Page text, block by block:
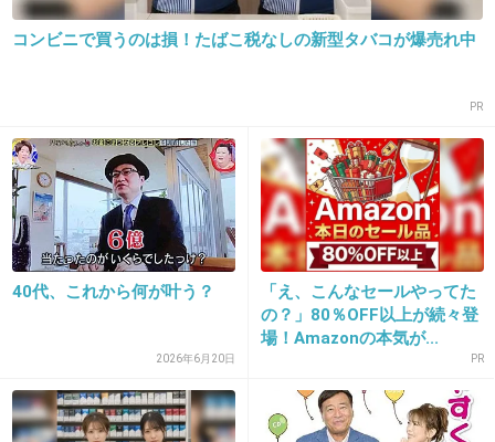
漢検二級合格☆
特に必要ない資格だと思うけど、勉強した甲斐
15. 匿名 2014/01/05(日) 11:21:18
うちは本当に貧乏だったけど留学が夢だった。
勉強頑張って国立大学に合格して、
英語を死ぬほど頑張って国費でアメリカの大学
へ留学して学士と修士をとった。
勉強は財産になると思った。
コンビニで買うのは損！たばこ税なしの新型タバコが爆売れ中
PR
40代、これから何が叶う？
2026年6月20日
「え、こんなセールやってた
の？」80％OFF以上が続々登
場！Amazonの本気が...
PR